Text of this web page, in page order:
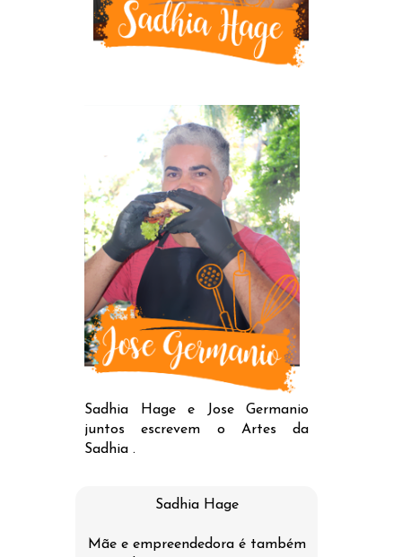
Sadhia Hage e Jose Germanio
juntos escrevem o Artes da
Sadhia .
Sadhia Hage
Mãe e empreendedora é também